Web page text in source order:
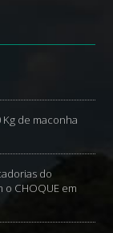
de maconha
do
CHOQUE em